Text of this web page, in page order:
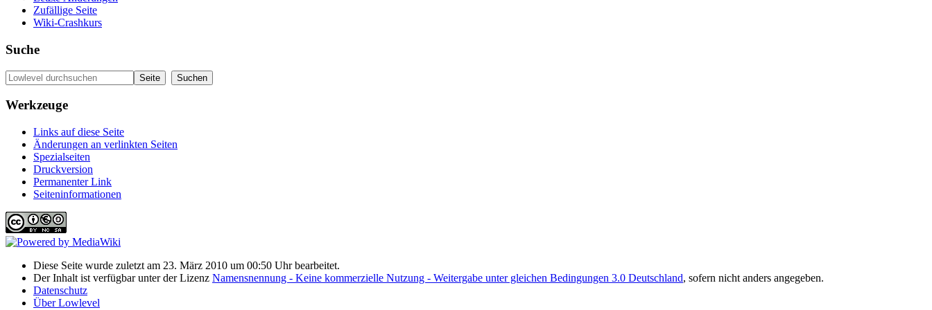
Zufällige Seite
Wiki-Crashkurs
Suche
Werkzeuge
Links auf diese Seite
Änderungen an verlinkten Seiten
Spezialseiten
Druckversion
Permanenter Link
Seiten­informationen
Diese Seite wurde zuletzt am 23. März 2010 um 00:50 Uhr bearbeitet.
Der Inhalt ist verfügbar unter der Lizenz Namensnennung - Keine kommerzielle Nutzung - Weitergabe unter gleichen Bedingungen 3.0 Deutschland, sofern nicht anders angegeben.
Datenschutz
Über Lowlevel